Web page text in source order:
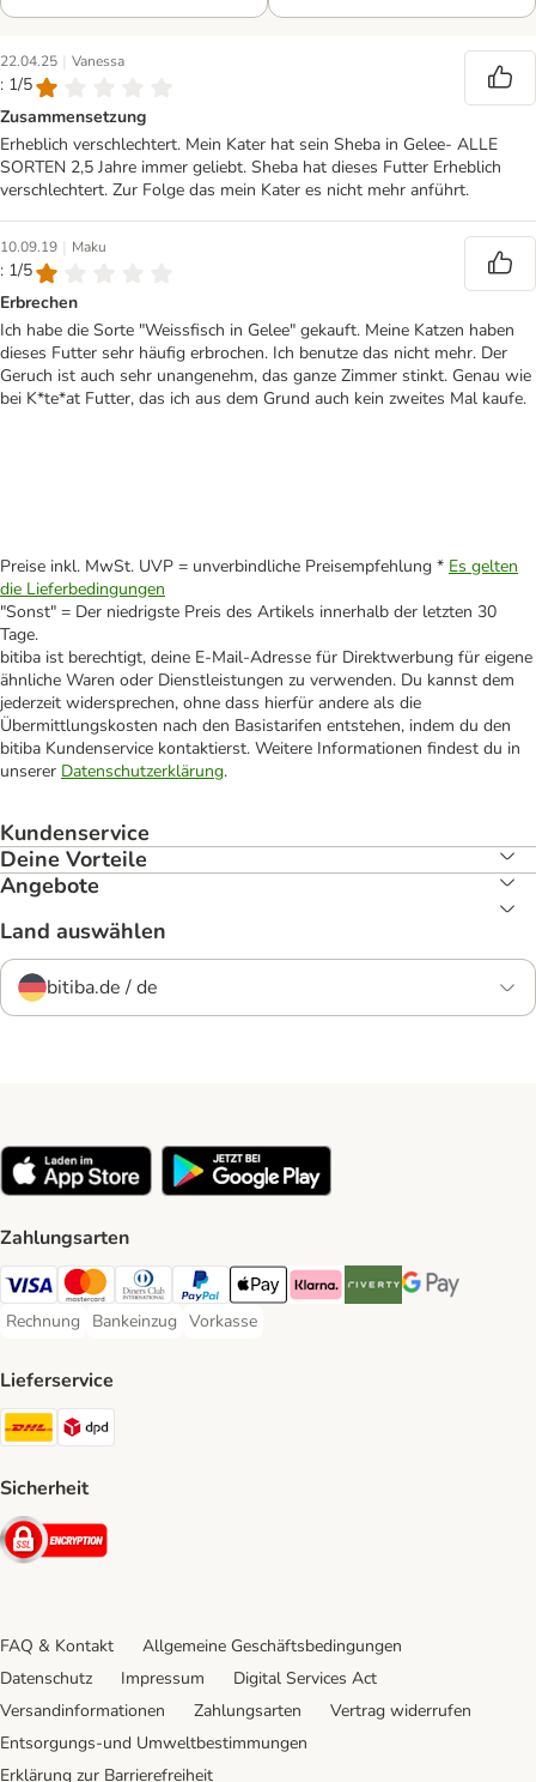
22.04.25 | Vanessa
: 1/5
Zusammensetzung
Erheblich verschlechtert. Mein Kater hat sein Sheba in Gelee- ALLE
SORTEN 2,5 Jahre immer geliebt. Sheba hat dieses Futter Erheblich
verschlechtert. Zur Folge das mein Kater es nicht mehr anführt.
10.09.19 | Maku
: 1/5
Erbrechen
Ich habe die Sorte "Weissfisch in Gelee" gekauft. Meine Katzen haben
dieses Futter sehr häufig erbrochen. Ich benutze das nicht mehr. Der
Geruch ist auch sehr unangenehm, das ganze Zimmer stinkt. Genau wie
bei K*te*at Futter, das ich aus dem Grund auch kein zweites Mal kaufe.
Preise inkl. MwSt. UVP = unverbindliche Preisempfehlung * Es gelten
die Lieferbedingungen
"Sonst" = Der niedrigste Preis des Artikels innerhalb der letzten 30
Tage.
bitiba ist berechtigt, deine E-Mail-Adresse für Direktwerbung für eigene
ähnliche Waren oder Dienstleistungen zu verwenden. Du kannst dem
jederzeit widersprechen, ohne dass hierfür andere als die
Übermittlungskosten nach den Basistarifen entstehen, indem du den
bitiba Kundenservice kontaktierst. Weitere Informationen findest du in
unserer Datenschutzerklärung.
Kundenservice
Deine Vorteile
Angebote
Land auswählen
bitiba.de / de
Zahlungsarten
Visa Payment Method
Mastercard Payment Method
Diners Club Payment Method
PayPal Payment Method
Apple Pay Payment Method
Klarna Payment Method
Riverty Payment Method
Google Pay
Rechnung
Rechnung Payment Method
Bankeinzug
Bankeinzug Payment Method
Vorkasse
Vorkasse Payment Method
Lieferservice
DHL Shipping Method
Sicherheit
Security
FAQ & Kontakt
Allgemeine Geschäftsbedingungen
Datenschutz
Impressum
Digital Services Act
Versandinformationen
Zahlungsarten
Vertrag widerrufen
Entsorgungs-und Umweltbestimmungen
Erklärung zur Barrierefreiheit